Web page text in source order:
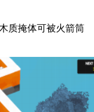
质掩体可被火箭筒